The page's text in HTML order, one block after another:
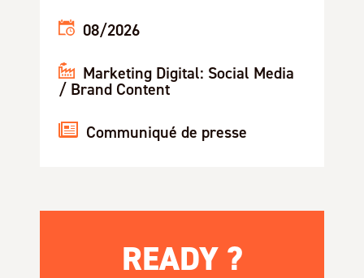
08/2026
Marketing Digital: Social Media
/ Brand Content
Communiqué de presse
READY ?